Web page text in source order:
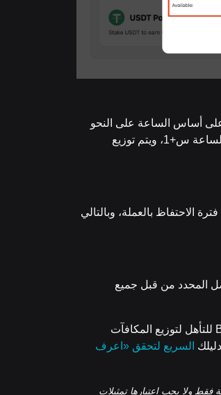
على أساس الساعة على النحو
التالي: إذا احتفظت بالعملة خلال الساعة «س»، يتم احتساب المبلغ المحتفظ به عند الساعة س+1، ويتم توزيع
الاحتفاظ بالعملة، وبالتالي
المحدد من قبل جميع
(3) متطلبات التأهل: يجب على المشاركين إكمال تحقق «اعرف عميلك» لمنصة Bitget للتأهل لتوزيع المكافآت
السريع لتحقق «اعرف
ولا يجب اعتبارها تمثيلات